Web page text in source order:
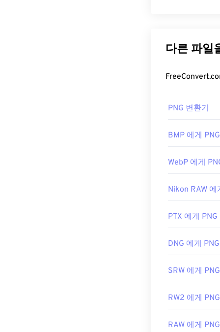
그래픽 디자인
를 APNG로 변
일반적으로
또는PNG-BMP
나
PNG 파일의
개발자:
PNG
유용한 링크:
PNG에 대한
관련 PNG 도구:
PNG 변환기
BMP 에게 PNG
WebP 에게
Nikon RAW 에
PTX 에게 PNG
DNG 에게 PNG
SRW 에게 PNG
RW2 에게 PNG
RAW 에게 PNG